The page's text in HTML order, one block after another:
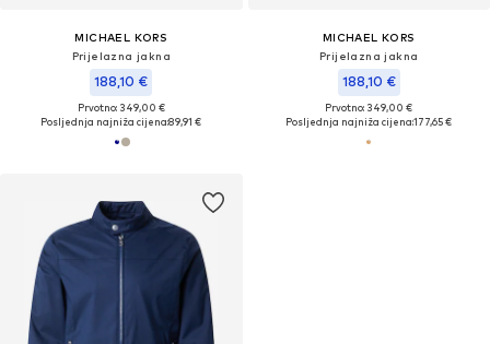
MICHAEL KORS
Prijelazna jakna
188,10 €
Prvotno: 349,00 €
Posljednja najniža cijena:89,91 €
MICHAEL KORS
Prijelazna jakna
188,10 €
Prvotno: 349,00 €
Posljednja najniža cijena:177,65 €